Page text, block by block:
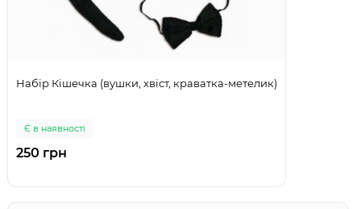
Набір Кішечка (вушки, хвіст, краватка-метелик)
Є в наявності
250 грн